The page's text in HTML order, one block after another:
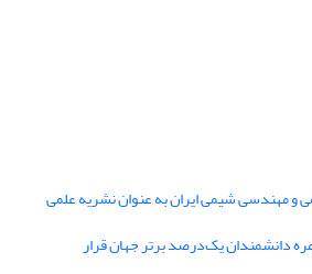
مهندسی شیمی ایران به عنوان نشریه علمی
زمره دانشمندان یک‌درصد برتر جهان قرار